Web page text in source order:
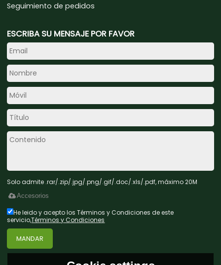
Seguimiento de pedidos
ESCRIBA SU MENSAJE POR FAVOR
Solo admite .rar/.zip/.jpg/.png/.gif/.doc/.xls/.pdf, máximo 20M
Accesorios
He leido y acepto los Términos y Condiciones de este
servicio,Términos y Condiciones
MANDAR